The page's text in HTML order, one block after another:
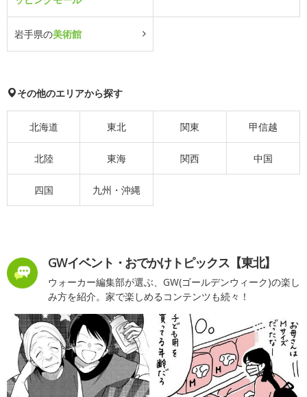
岩手県の美術館
その他のエリアから探す
北海道 東北 関東 甲信越
北陸 東海 関西 中国
四国 九州・沖縄
GWイベント・おでかけトピックス【東北】
ウォーカー編集部が選ぶ、GW(ゴールデンウィーク)の楽し
み方を紹介。家で楽しめるコンテンツも続々！